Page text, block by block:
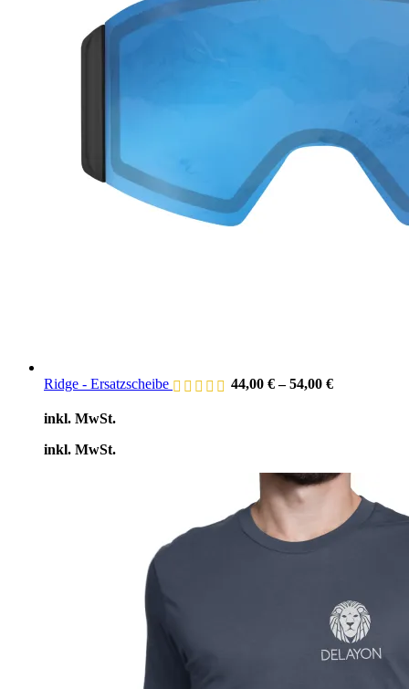
Ridge - Ersatzscheibe 44,00 €–54,00 €
inkl. MwSt.
inkl. MwSt.